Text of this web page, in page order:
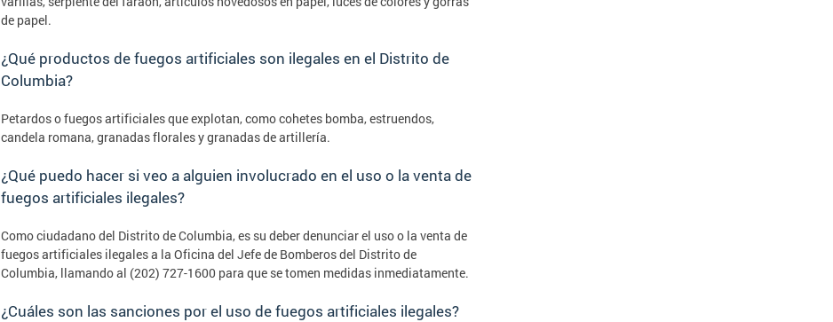
de papel.
¿Qué productos de fuegos artificiales son ilegales en el Distrito de
Columbia?
Petardos o fuegos artificiales que explotan, como cohetes bomba, estruendos,
candela romana, granadas florales y granadas de artillería.
¿Qué puedo hacer si veo a alguien involucrado en el uso o la venta de
fuegos artificiales ilegales?
Como ciudadano del Distrito de Columbia, es su deber denunciar el uso o la venta de
fuegos artificiales ilegales a la Oficina del Jefe de Bomberos del Distrito de
Columbia, llamando al (202) 727-1600 para que se tomen medidas inmediatamente.
¿Cuáles son las sanciones por el uso de fuegos artificiales ilegales?